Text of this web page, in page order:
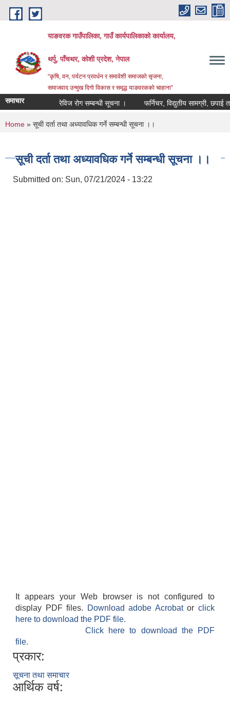
Skip to main content
याङवरक गाउँपालिका, गाउँ कार्यपालिकाको कार्यालय,
थर्पु, पाँचथर, कोशी प्रदेश, नेपाल
“कृषि, वन, पर्यटन प्रवर्धन र समावेशी समाजको सृजना,
समाजवाद उन्मुख दिगो विकास र समृद्ध याङवरकको चाहाना”
समाचार रेविज रोग सम्बन्धी सूचना । फर्निचर, विद्युतीय सामग्री, छपाई
You are here
Home » सूची दर्ता तथा अध्यावधिक गर्ने सम्बन्धी सूचना ।।
सूची दर्ता तथा अध्यावधिक गर्ने सम्बन्धी सूचना ।।
Submitted on: Sun, 07/21/2024 - 13:22
It appears your Web browser is not configured to
display PDF files.
Download adobe Acrobatorclick
here to download the PDF file.
Click here to download the PDF
file.
प्रकार:
सूचना तथा समाचार
आर्थिक वर्ष: